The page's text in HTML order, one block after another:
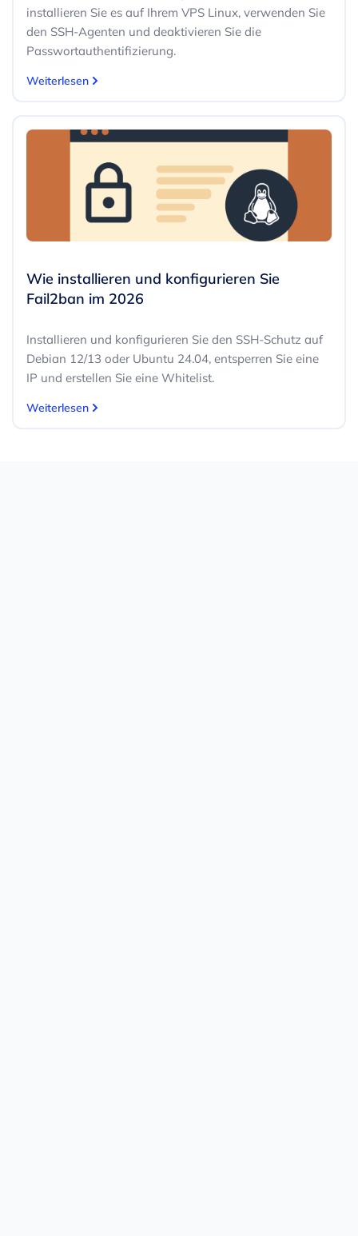
installieren Sie es auf Ihrem VPS Linux, verwenden Sie
den SSH-Agenten und deaktivieren Sie die
Passwortauthentifizierung.
Weiterlesen
Wie installieren und konfigurieren Sie
Fail2ban im 2026
Installieren und konfigurieren Sie den SSH-Schutz auf
Debian 12/13 oder Ubuntu 24.04, entsperren Sie eine
IP und erstellen Sie eine Whitelist.
Weiterlesen